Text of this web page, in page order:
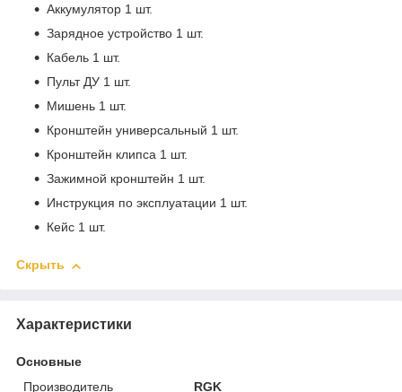
Аккумулятор 1 шт.
Зарядное устройство 1 шт.
Кабель 1 шт.
Пульт ДУ 1 шт.
Мишень 1 шт.
Кронштейн универсальный 1 шт.
Кронштейн клипса 1 шт.
Зажимной кронштейн 1 шт.
Инструкция по эксплуатации 1 шт.
Кейс 1 шт.
Скрыть
Характеристики
Основные
Производитель
RGK